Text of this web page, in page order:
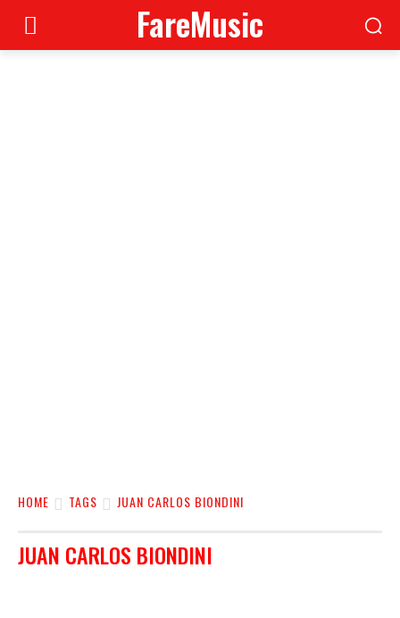
FareMusic
HOME TAGS JUAN CARLOS BIONDINI
JUAN CARLOS BIONDINI